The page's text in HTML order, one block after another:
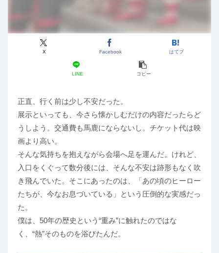
X Facebook はてブ
LINE コピー
正直、行く前は少し不安だった。
展示といっても、今さら懐かしむだけの内容だったらど
うしよう。交通費も馬鹿にならないし。チケット代は映
画より高い。
そんな気持ちを抱えながら会場へ足を運んだ。けれど、
入口をくぐって数分後には、そんな不安は跡形もなく吹
き飛んでいた。そこにあったのは、「あの頃のヒーロー
たちが、今なお息づいている」という圧倒的な実感だっ
た。
僕は、50年の歴史という“重み”に触れたのではな
く、“熱”そのものを浴びたんだ。